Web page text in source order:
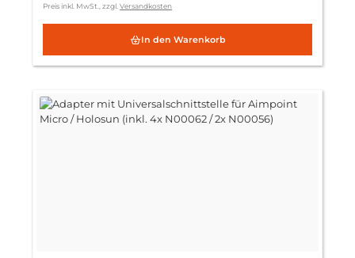
Preis inkl. MwSt., zzgl.Versandkosten
In den Warenkorb